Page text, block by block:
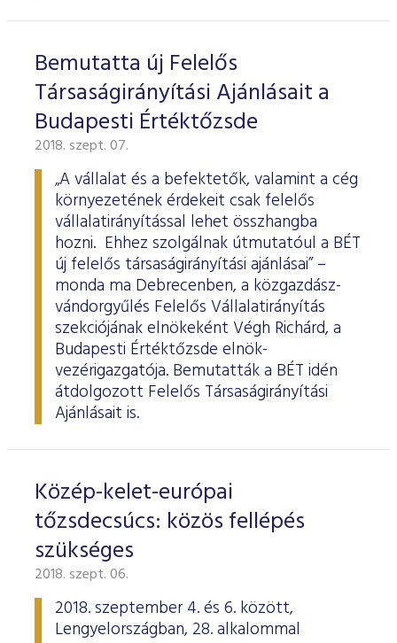
Bemutatta új Felelős
Társaságirányítási Ajánlásait a
Budapesti Értéktőzsde
2018. szept. 07.
„A vállalat és a befektetők, valamint a cég
környezetének érdekeit csak felelős
vállalatirányítással lehet összhangba
hozni. Ehhez szolgálnak útmutatóul a BÉT
új felelős társaságirányítási ajánlásai” –
monda ma Debrecenben, a közgazdász-
vándorgyűlés Felelős Vállalatirányítás
szekciójának elnökeként Végh Richárd, a
Budapesti Értéktőzsde elnök-
vezérigazgatója. Bemutatták a BÉT idén
átdolgozott Felelős Társaságirányítási
Ajánlásait is.
Közép-kelet-európai
tőzsdecsúcs: közös fellépés
szükséges
2018. szept. 06.
2018. szeptember 4. és 6. között,
Lengyelországban, 28. alkalommal